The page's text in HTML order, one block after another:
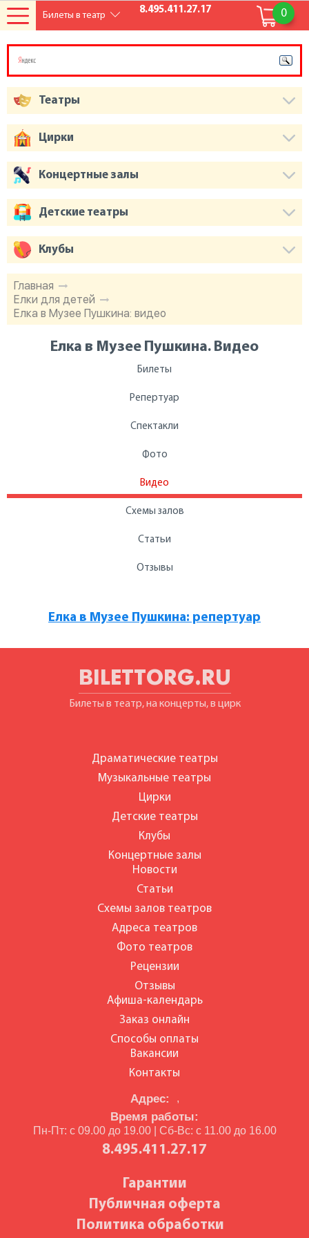
0
8.495.411.27.17
Главная
Елки для детей
Елка в Музее Пушкина: видео
Елка в Музее Пушкина. Видео
Билеты
Репертуар
Спектакли
Фото
Видео
Схемы залов
Статьи
Отзывы
Елка в Музее Пушкина: репертуар
Театры
Цирки
Концертные залы
Детские театры
Клубы
Билеты в театр
BILETTORG.RU
Билеты в театр, на концерты, в цирк
Адрес: ,
Время работы:
Пн-Пт: с 09.00 до 19.00 | Сб-Вс: с 11.00 до 16.00
8.495.411.27.17
Гарантии
Публичная оферта
Политика обработки
Драматические театры
Музыкальные театры
Цирки
Детские театры
Клубы
Концертные залы
Новости
Статьи
Схемы залов театров
Адреса театров
Фото театров
Рецензии
Отзывы
Афиша-календарь
Заказ онлайн
Способы оплаты
Вакансии
Контакты